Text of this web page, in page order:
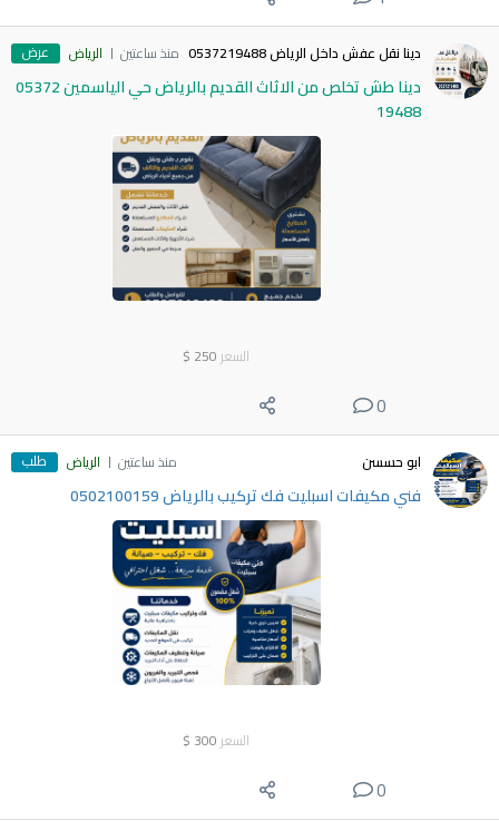
دينا نقل عفش داخل الرياض 0537219488 منذ ساعتين الرياض عرض
دينا طش تخلص من الاثاث القديم بالرياض حي الياسمين 05372
19488
السعر 250
$
0
ابو حسسن منذ ساعتين الرياض طلب
فني مكيفات اسبليت فك تركيب بالرياض 0502100159
السعر 300
$
0